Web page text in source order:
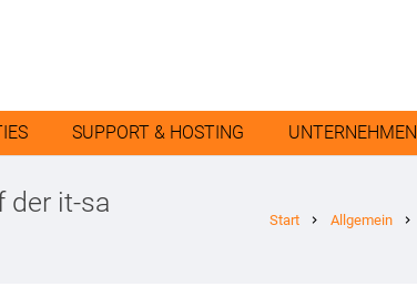
SUPPORT & HOSTING UNTERNEHMEN
der it-sa
Start chevron_right Allgemein chevron_right